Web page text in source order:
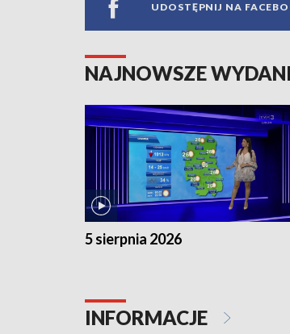
UDOSTĘPNIJ NA
NAJNOWSZE
5 sierpnia 2026
INFORMACJE